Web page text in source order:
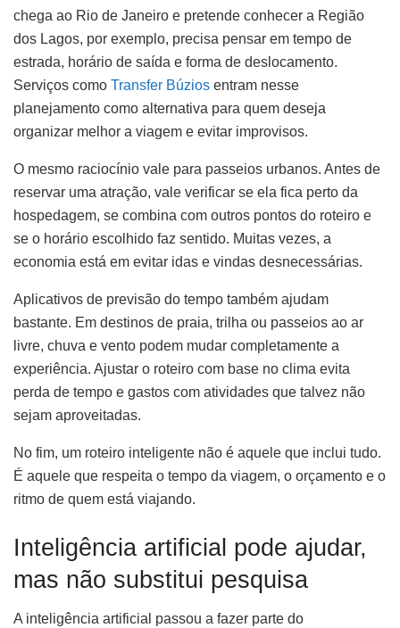
chega ao Rio de Janeiro e pretende conhecer a Região
dos Lagos, por exemplo, precisa pensar em tempo de
estrada, horário de saída e forma de deslocamento.
Serviços como Transfer Búzios entram nesse
planejamento como alternativa para quem deseja
organizar melhor a viagem e evitar improvisos.
O mesmo raciocínio vale para passeios urbanos. Antes de
reservar uma atração, vale verificar se ela fica perto da
hospedagem, se combina com outros pontos do roteiro e
se o horário escolhido faz sentido. Muitas vezes, a
economia está em evitar idas e vindas desnecessárias.
Aplicativos de previsão do tempo também ajudam
bastante. Em destinos de praia, trilha ou passeios ao ar
livre, chuva e vento podem mudar completamente a
experiência. Ajustar o roteiro com base no clima evita
perda de tempo e gastos com atividades que talvez não
sejam aproveitadas.
No fim, um roteiro inteligente não é aquele que inclui tudo.
É aquele que respeita o tempo da viagem, o orçamento e o
ritmo de quem está viajando.
Inteligência artificial pode ajudar,
mas não substitui pesquisa
A inteligência artificial passou a fazer parte do